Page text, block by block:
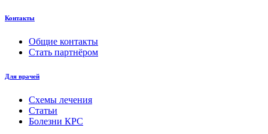
Контакты
Общие контакты
Стать партнёром
Для врачей
Схемы лечения
Статьи
Болезни КРС